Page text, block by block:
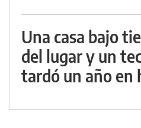
Una casa bajo
del lugar y un
tardó un año en